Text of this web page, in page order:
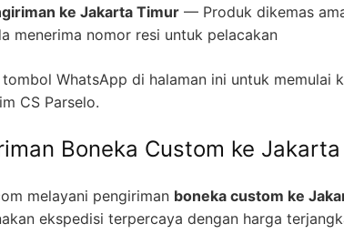
ke Jakarta Timur — Produk dikemas
menerima nomor resi untuk pelacakan
tombol WhatsApp di halaman ini untuk memulai
CS Parselo.
Boneka Custom ke
melayani pengiriman boneka custom ke
ekspedisi terpercaya dengan harga